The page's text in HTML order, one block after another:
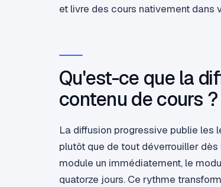
et livre des cours nativement dans
Qu'est-ce que la
contenu de cours ?
La diffusion progressive publie les
plutôt que de tout déverrouiller
module un immédiatement, le
quatorze jours. Ce rythme